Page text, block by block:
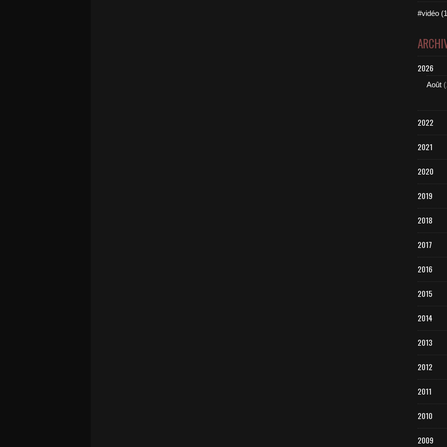
#vidéo
2026
Août
2022
2021
2020
2019
2018
2017
2016
2015
2014
2013
2012
2011
2010
2009